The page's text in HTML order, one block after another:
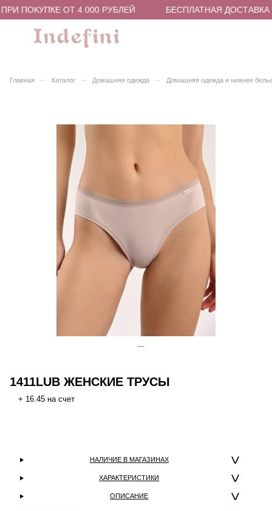
ПОКУПКЕ ОТ 4 000 РУБЛЕЙ БЕСПЛАТНАЯ ДОСТАВКА
Главная – Каталог – Домашняя одежда – Домашняя одежда и нижнее
1411LUB ЖЕНСКИЕ ТРУСЫ
+ 16.45 на счет
НАЛИЧИЕ В МАГАЗИНАХ
ХАРАКТЕРИСТИКИ
ОПИСАНИЕ